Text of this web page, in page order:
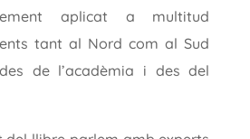
aplicat a multitud
tant al Nord com al Sud
de l’acadèmia i des del